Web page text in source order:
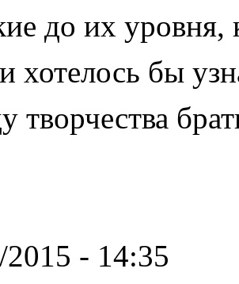
до их уровня,
хотелось бы
творчества
2015 - 14:35